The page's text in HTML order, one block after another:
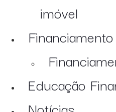
imóvel
Financiamento
Educação